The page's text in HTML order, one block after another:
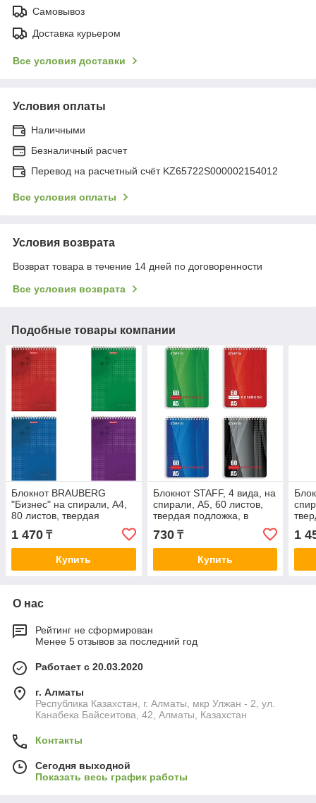
Самовывоз
Доставка курьером
Все условия доставки
Условия оплаты
Наличными
Безналичный расчет
Перевод на расчетный счёт KZ65722S000002154012
Все условия оплаты
Условия возврата
Возврат товара в течение 14 дней по договоренности
Все условия возврата
Подобные товары компании
Блокнот BRAUBERG
"Бизнес" на спирали, А4,
80 листов, твердая
подложка, в клетку
1 470 ₸
Купить
Блокнот STAFF, 4 вида, на
спирали, А5, 60 листов,
твердая подложка, в
клетку
730₸
Купить
1
О нас
Рейтинг не сформирован
Менее 5 отзывов за последний год
Работает с 20.03.2020
г. Алматы
Республика Казахстан, г. Алматы, мкр Улжан - 2, ул.
Канабека Байсеитова, 42, Алматы, Казахстан
Контакты
Сегодня выходной
Показать весь график работы